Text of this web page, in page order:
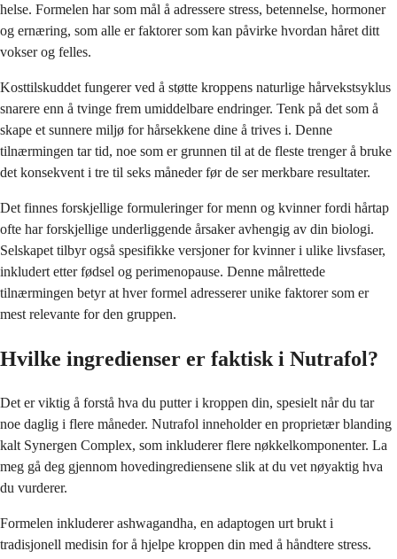
helse. Formelen har som mål å adressere stress, betennelse, hormoner
og ernæring, som alle er faktorer som kan påvirke hvordan håret ditt
vokser og felles.
Kosttilskuddet fungerer ved å støtte kroppens naturlige hårvekstsyklus
snarere enn å tvinge frem umiddelbare endringer. Tenk på det som å
skape et sunnere miljø for hårsekkene dine å trives i. Denne
tilnærmingen tar tid, noe som er grunnen til at de fleste trenger å bruke
det konsekvent i tre til seks måneder før de ser merkbare resultater.
Det finnes forskjellige formuleringer for menn og kvinner fordi hårtap
ofte har forskjellige underliggende årsaker avhengig av din biologi.
Selskapet tilbyr også spesifikke versjoner for kvinner i ulike livsfaser,
inkludert etter fødsel og perimenopause. Denne målrettede
tilnærmingen betyr at hver formel adresserer unike faktorer som er
mest relevante for den gruppen.
Hvilke ingredienser er faktisk i Nutrafol?
Det er viktig å forstå hva du putter i kroppen din, spesielt når du tar
noe daglig i flere måneder. Nutrafol inneholder en proprietær blanding
kalt Synergen Complex, som inkluderer flere nøkkelkomponenter. La
meg gå deg gjennom hovedingrediensene slik at du vet nøyaktig hva
du vurderer.
Formelen inkluderer ashwagandha, en adaptogen urt brukt i
tradisjonell medisin for å hjelpe kroppen din med å håndtere stress.